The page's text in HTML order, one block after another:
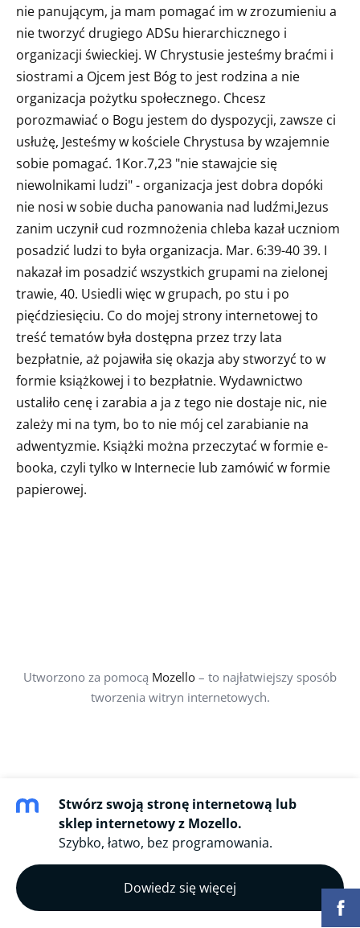
nie panującym, ja mam pomagać im w zrozumieniu a
nie tworzyć drugiego ADSu hierarchicznego i
organizacji świeckiej. W Chrystusie jesteśmy braćmi i
siostrami a Ojcem jest Bóg to jest rodzina a nie
organizacja pożytku społecznego. Chcesz
porozmawiać o Bogu jestem do dyspozycji, zawsze ci
usłużę, Jesteśmy w kościele Chrystusa by wzajemnie
sobie pomagać. 1Kor.7,23 "nie stawajcie się
niewolnikami ludzi" - organizacja jest dobra dopóki
nie nosi w sobie ducha panowania nad ludźmi,Jezus
zanim uczynił cud rozmnożenia chleba kazał uczniom
posadzić ludzi to była organizacja. Mar. 6:39-40 39. I
nakazał im posadzić wszystkich grupami na zielonej
trawie, 40. Usiedli więc w grupach, po stu i po
pięćdziesięciu. Co do mojej strony internetowej to
treść tematów była dostępna przez trzy lata
bezpłatnie, aż pojawiła się okazja aby stworzyć to w
formie książkowej i to bezpłatnie. Wydawnictwo
ustaliło cenę i zarabia a ja z tego nie dostaje nic, nie
zależy mi na tym, bo to nie mój cel zarabianie na
adwentyzmie. Książki można przeczytać w formie e-
booka, czyli tylko w Internecie lub zamówić w formie
papierowej.
Utworzono za pomocą Mozello – to najłatwiejszy sposób
tworzenia witryn internetowych.
Stwórz swoją stronę internetową lub
sklep internetowy z Mozello.
Szybko, łatwo, bez programowania.
Dowiedz się więcej